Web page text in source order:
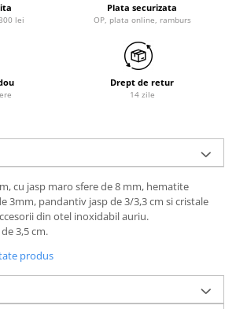
lei
Plata securizata
OP, plata online, ramburs
Drept de retur
14 zile
cu jasp maro sfere de 8 mm, hematite
3mm, pandantiv jasp de 3/3,3 cm si cristale
din otel inoxidabil auriu.
3,5 cm.
produs